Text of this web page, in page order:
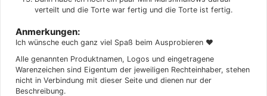
verteilt und die Torte war fertig und die Torte ist fertig.
Anmerkungen:
Ich wünsche euch ganz viel Spaß beim Ausprobieren ♥
Alle genannten Produktnamen, Logos und eingetragene
Warenzeichen sind Eigentum der jeweiligen Rechteinhaber, stehen
nicht in Verbindung mit dieser Seite und dienen nur der
Beschreibung.